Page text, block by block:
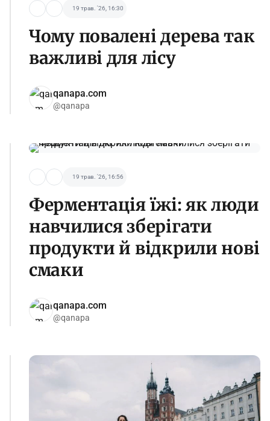
19 трав. '26, 16:30
Чому повалені дерева так
важливі для лісу
qanapa.com
@qanapa
19 трав. '26, 16:56
Ферментація їжі: як люди
навчилися зберігати
продукти й відкрили нові
смаки
qanapa.com
@qanapa